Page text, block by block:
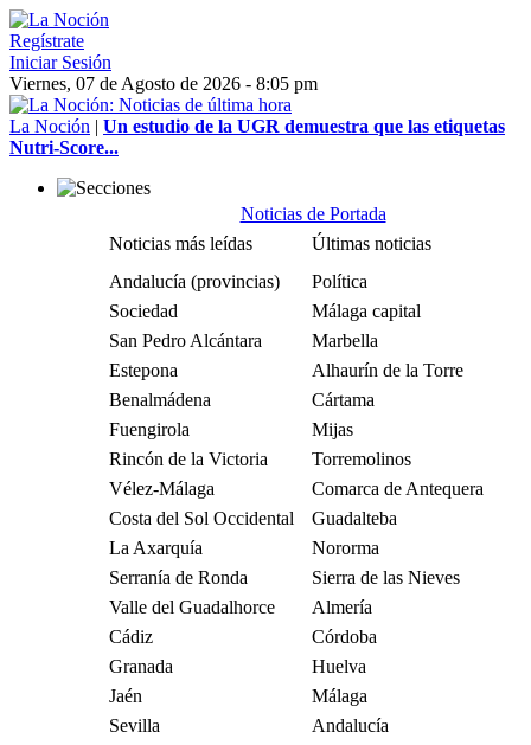
Regístrate
Iniciar Sesión
Viernes, 07 de Agosto de 2026 - 8:05 pm
La Noción | Un estudio de la UGR demuestra que las etiquetas
Nutri-Score...
Noticias de Portada
Noticias más leídas
Últimas noticias
Andalucía (provincias)
Política
Sociedad
Málaga capital
San Pedro Alcántara
Marbella
Estepona
Alhaurín de la Torre
Benalmádena
Cártama
Fuengirola
Mijas
Rincón de la Victoria
Torremolinos
Vélez-Málaga
Comarca de Antequera
Costa del Sol Occidental
Guadalteba
La Axarquía
Nororma
Serranía de Ronda
Sierra de las Nieves
Valle del Guadalhorce
Almería
Cádiz
Córdoba
Granada
Huelva
Jaén
Málaga
Sevilla
Andalucía